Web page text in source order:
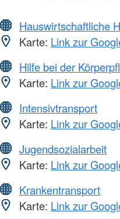
Hauswirtschaftliche
Karte: Link zur
Hilfe bei der
Karte: Link zur
Intensivtransport
Karte: Link zur
Jugendsozialarbeit
Karte: Link zur
Krankentransport
Karte: Link zur